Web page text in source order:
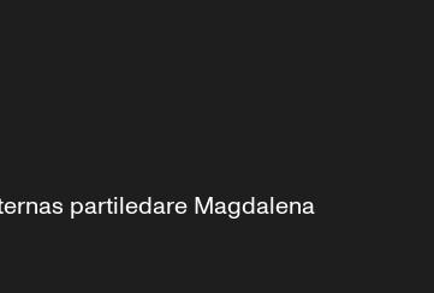
partiledare Magdalena